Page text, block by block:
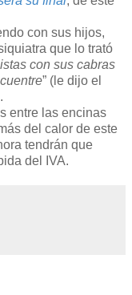
con sus hijos,
que lo trató
con sus cabras
” (le dijo el
entre las encinas
del calor de este
tendrán que
del IVA.